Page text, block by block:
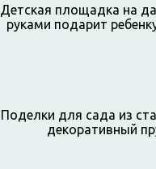
Детская площадка на
руками подарит
Поделки для сада из
декоративный